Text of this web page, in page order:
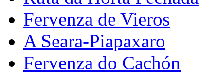
Fervenza de Vieros
A Seara-Piapaxaro
Fervenza do Cachón